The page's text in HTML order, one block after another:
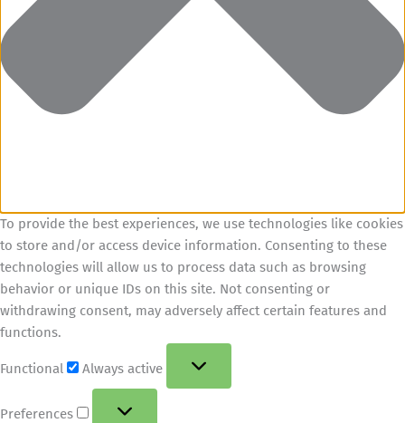
To provide the best experiences, we use technologies like cookies
to store and/or access device information. Consenting to these
technologies will allow us to process data such as browsing
behavior or unique IDs on this site. Not consenting or
withdrawing consent, may adversely affect certain features and
functions.
Functional Always active
Preferences